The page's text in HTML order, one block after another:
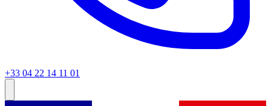
+33 04 22 14 11 01